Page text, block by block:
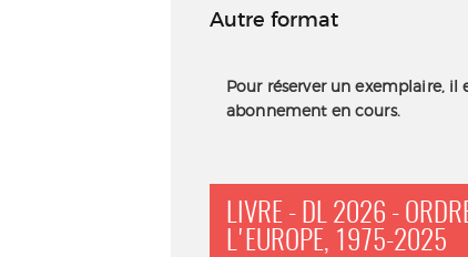
Autre format
Pour réserver un exemplaire, il
abonnement en cours.
LIVRE - DL 2026 -
L'EUROPE, 1975-2025